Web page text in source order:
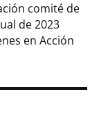
comité de
de 2023
en Acción